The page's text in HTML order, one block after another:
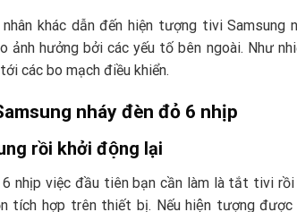
khác dẫn đến hiện tượng tivi
ảnh hưởng bởi các yếu tố bên ngoài. Như
các bo mạch điều khiển.
nháy đèn đỏ 6 nhịp
rồi khởi động lại
nhịp việc đầu tiên bạn cần làm là tắt tivi
tích hợp trên thiết bị. Nếu hiện tượng